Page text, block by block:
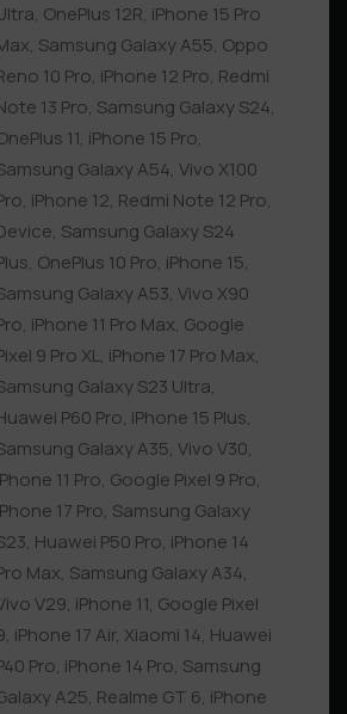
, OnePlus 12R, iPhone 15 Pro
, Samsung Galaxy A55, Oppo
10 Pro, iPhone 12 Pro, Redmi
13 Pro, Samsung Galaxy S24,
11, iPhone 15 Pro,
Galaxy A54, Vivo X100
, iPhone 12, Redmi Note 12 Pro,
, Samsung Galaxy S24
, OnePlus 10 Pro, iPhone 15,
Galaxy A53, Vivo X90
, iPhone 11 Pro Max, Google
9 Pro XL, iPhone 17 Pro Max,
Galaxy S23 Ultra,
P60 Pro, iPhone 15 Plus,
Galaxy A35, Vivo V30,
11 Pro, Google Pixel 9 Pro,
17 Pro, Samsung Galaxy
, Huawei P50 Pro, iPhone 14
Max, Samsung Galaxy A34,
V29, iPhone 11, Google Pixel
, iPhone 17 Air, Xiaomi 14, Huawei
Pro, iPhone 14 Pro, Samsung
A25, Realme GT 6, iPhone